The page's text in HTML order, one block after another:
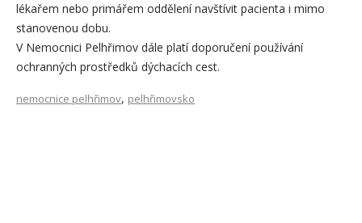
lékařem nebo primářem oddělení navštívit pacienta i mimo
stanovenou dobu.
V Nemocnici Pelhřimov dále platí doporučení používání
ochranných prostředků dýchacích cest.
nemocnice pelhřimov, pelhřimovsko